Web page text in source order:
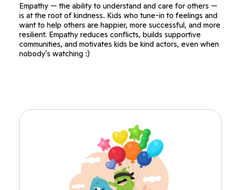
Empathy — the ability to understand and care for others —
is at the root of kindness. Kids who tune-in to feelings and
want to help others are happier, more successful, and more
resilient. Empathy reduces conflicts, builds supportive
communities, and motivates kids be kind actors, even when
nobody's watching :)